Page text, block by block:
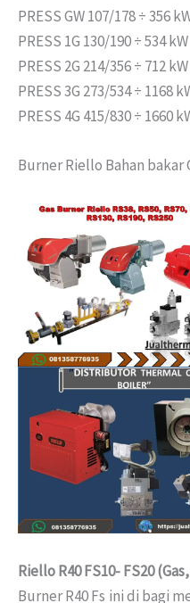
PRESS GW 107/178 ÷ 356
PRESS 1G 130/190 ÷ 534 kW
PRESS 2G 214/356 ÷ 712 kW
PRESS 3G 273/534 ÷ 1168
PRESS 4G 415/830 ÷ 1660
Burner Riello Bahan bakar
Riello R40 FS10- FS20
Burner R40 Fs ini di bagi